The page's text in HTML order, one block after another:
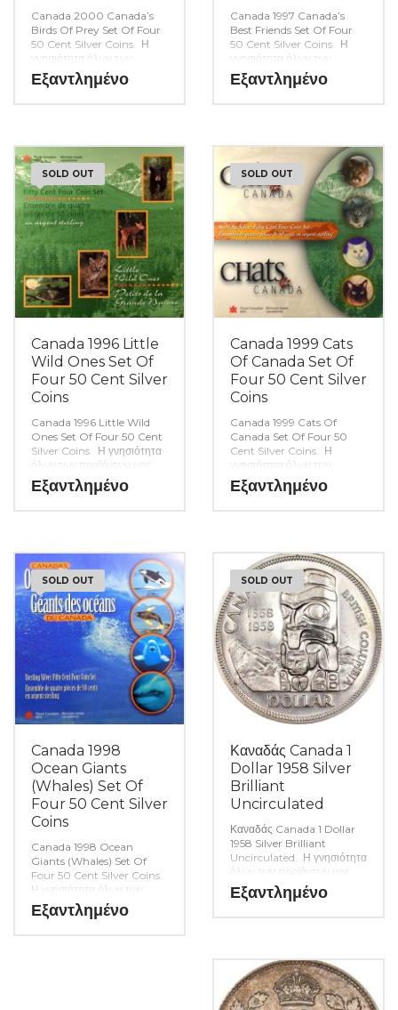
Canada 2000 Canada’s
Birds Of Prey Set Of Four
50 Cent Silver Coins. Η
γνησιότητα όλων των
προϊόντων μας είναι
εγγυημένη εφ όρου ζωής
Εξαντλημένο
Canada 1997 Canada’s
Best Friends Set Of Four
50 Cent Silver Coins. Η
γνησιότητα όλων των
προϊόντων μας είναι
εγγυημένη εφ όρου ζωής
Εξαντλημένο
SOLD OUT
Canada 1996 Little
Wild Ones Set Of
Four 50 Cent Silver
Coins
Canada 1996 Little Wild
Ones Set Of Four 50 Cent
Silver Coins. Η γνησιότητα
όλων των προϊόντων μας
είναι εγγυημένη εφ όρου
ζωής ενώ τυχόν
Εξαντλημένο
SOLD OUT
Canada 1999 Cats
Of Canada Set Of
Four 50 Cent Silver
Coins
Canada 1999 Cats Of
Canada Set Of Four 50
Cent Silver Coins. Η
γνησιότητα όλων των
προϊόντων μας είναι
εγγυημένη εφ όρου ζωής
Εξαντλημένο
SOLD OUT
Canada 1998
Ocean Giants
(Whales) Set Of
Four 50 Cent Silver
Coins
Canada 1998 Ocean
Giants (Whales) Set Of
Four 50 Cent Silver Coins.
Η γνησιότητα όλων των
προϊόντων μας είναι
εγγυημένη εφ όρου ζωής
Εξαντλημένο
SOLD OUT
Καναδάς Canada 1
Dollar 1958 Silver
Brilliant
Uncirculated
Καναδάς Canada 1 Dollar
1958 Silver Brilliant
Uncirculated. Η γνησιότητα
όλων των προϊόντων μας
είναι εγγυημένη εφ όρου
ζωής ενώ τυχόν
Εξαντλημένο